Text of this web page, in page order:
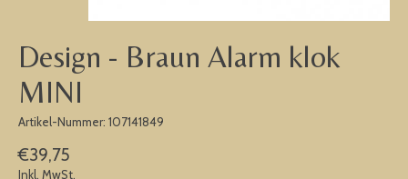
Design - Braun Alarm klok
MINI
Artikel-Nummer: 107141849
€39,75
Inkl. MwSt.